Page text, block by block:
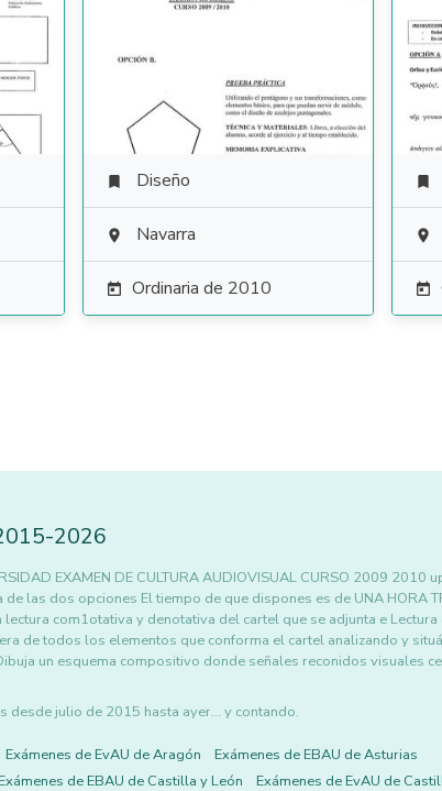
 Diseño
 Navarra
 Ordinaria de 2010



-2026
EXAMEN DE CULTURA AUDIOVISUAL CURSO 2009 2010
las dos opciones El tiempo de que dispones es de UNA HORA
com1otativa y denotativa del cartel que se adjunta e
de todos los elementos que conforma el cartel analizando y
un esquema compositivo donde señales reconidos visuales
julio de 2015 hasta ayer... y contando.
Exámenes de EvAU de Aragón
Exámenes de EBAU de Asturias
Exámenes de EBAU de Castilla y León Exámenes de EvAU de